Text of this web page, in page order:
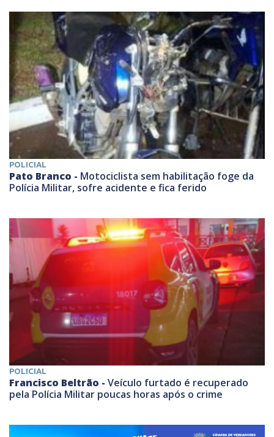
POLICIAL
Pato Branco - Motociclista sem habilitação foge da
Polícia Militar, sofre acidente e fica ferido
POLICIAL
Francisco Beltrão - Veículo furtado é recuperado
pela Polícia Militar poucas horas após o crime